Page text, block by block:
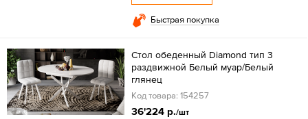
Быстрая покупка
Стол обеденный Diamond тип 3
раздвижной Белый муар/Белый
глянец
Код товара: 154257
36'224 р./шт